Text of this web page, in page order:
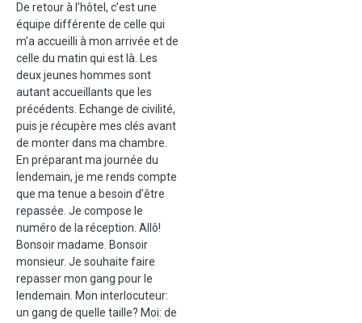
De retour à l’hôtel, c’est une
équipe différente de celle qui
m’a accueilli à mon arrivée et de
celle du matin qui est là. Les
deux jeunes hommes sont
autant accueillants que les
précédents. Echange de civilité,
puis je récupère mes clés avant
de monter dans ma chambre.
En préparant ma journée du
lendemain, je me rends compte
que ma tenue a besoin d’être
repassée. Je compose le
numéro de la réception. Allô!
Bonsoir madame. Bonsoir
monsieur. Je souhaite faire
repasser mon gang pour le
lendemain. Mon interlocuteur:
un gang de quelle taille? Moi: de